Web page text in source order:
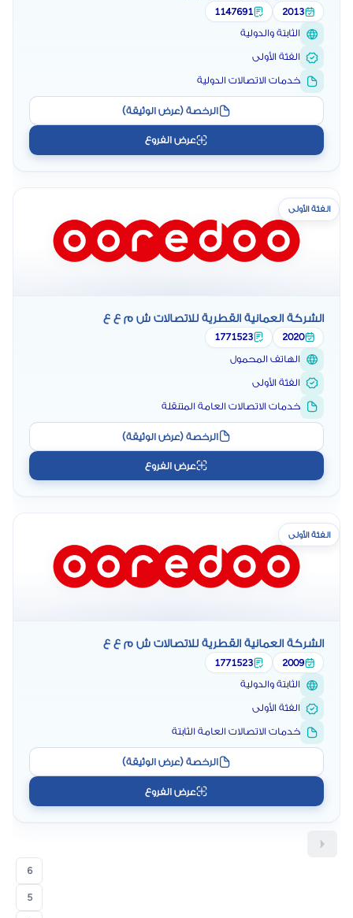
2013
1147691
الثابتة والدولية
الفئة الأولى
خدمات الاتصالات الدولية
الرخصة (عرض الوثيقة)
عرض الفروع
الفئة الأولى
الشركة العمانية القطرية للاتصالات ش م ع ع
2020
1771523
الهاتف المحمول
الفئة الأولى
خدمات الاتصالات العامة المتنقلة
الرخصة (عرض الوثيقة)
عرض الفروع
الفئة الأولى
الشركة العمانية القطرية للاتصالات ش م ع ع
2009
1771523
الثابتة والدولية
الفئة الأولى
خدمات الاتصالات العامة الثابتة
الرخصة (عرض الوثيقة)
عرض الفروع
6
5